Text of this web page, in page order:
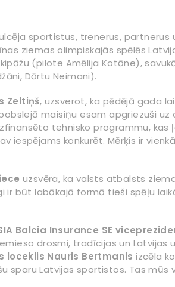
sportistus, trenerus,
ziemas olimpiskajās spēlēs
(pilote Amēlija Kotāne),
Dārtu Neimani).
Zeltiņš, uzsverot, ka pēdējā gada
maisiņu esam apgriezuši
tehnisko programmu, kas
iespējams konkurēt. Mērķis ir
uzsvēra, ka valsts atbalsts
ir būt labākajā formā tieši spēļu
Balcia Insurance SE
drosmi, tradīcijas un Latvijas
loceklis Nauris Bertmanis izcēla
Latvijas sportistos. Tas mūs